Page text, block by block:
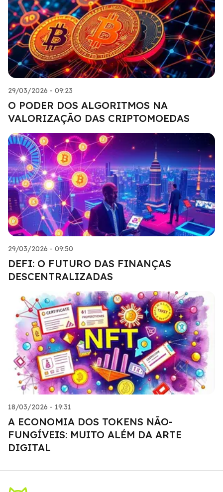
29/03/2026 - 09:23
O PODER DOS ALGORITMOS NA
VALORIZAÇÃO DAS CRIPTOMOEDAS
29/03/2026 - 09:50
DEFI: O FUTURO DAS FINANÇAS
DESCENTRALIZADAS
18/03/2026 - 19:31
A ECONOMIA DOS TOKENS NÃO-
FUNGÍVEIS: MUITO ALÉM DA ARTE
DIGITAL